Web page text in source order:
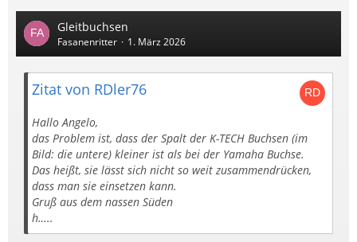
Gleitbuchsen
Fasanenritter 1. März 2026
Zitat von RDler76
Hallo Angelo,
das Problem ist, dass der Spalt der K-TECH Buchsen (im
Bild: die untere) kleiner ist als bei der Yamaha Buchse.
Das heißt, sie lässt sich nicht so weit zusammendrücken,
dass man sie einsetzen kann.
Gruß aus dem nassen Süden
h…..